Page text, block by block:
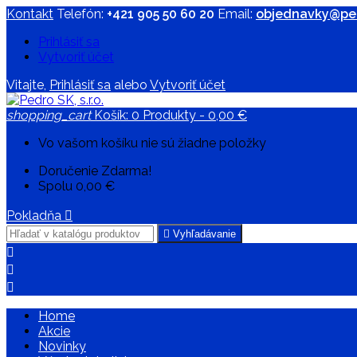
Kontakt Telefón: +421 905 50 60 20 Email:
Prihlásiť sa
Vytvoriť účet
Vitajte, Prihlásiť sa alebo Vytvoriť účet
shopping_cart Košík: 0 Produkty - 0,00 €
Vo vašom košíku nie sú žiadne položky
Doručenie Zdarma!
Spolu 0,00 €
Pokladňa 
 Vyhľadávanie



Home
Akcie
Novinky